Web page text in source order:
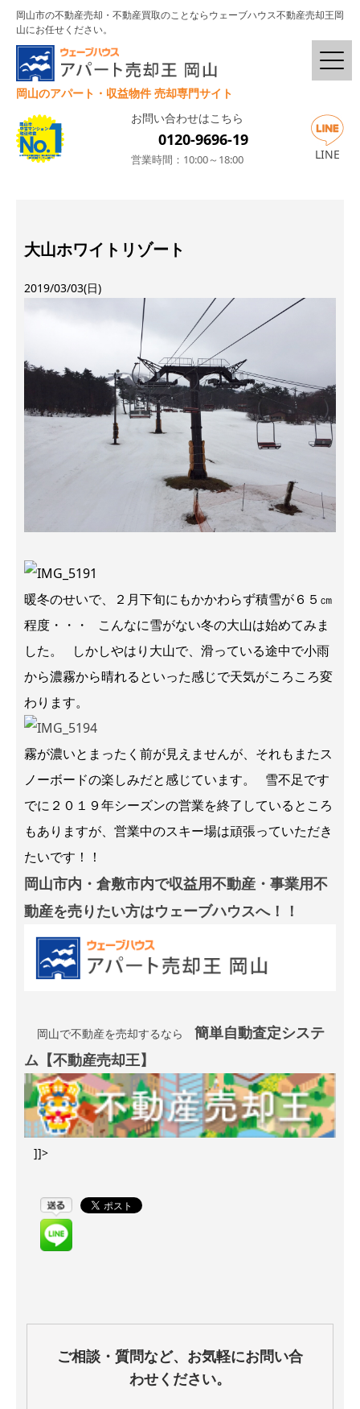
岡山市の不動産売却・不動産買取のことならウェーブハウス不動産売却王岡
山にお任せください。
岡山のアパート・収益物件 売却専門サイト
お問い合わせはこちら
0120-9696-19
営業時間：10:00～18:00 LINE
大山ホワイトリゾート
2019/03/03(日)
暖冬のせいで、２月下旬にもかかわらず積雪が６５㎝
程度・・・ こんなに雪がない冬の大山は始めてみま
した。 しかしやはり大山で、滑っている途中で小雨
から濃霧から晴れるといった感じで天気がころころ変
わります。
霧が濃いとまったく前が見えませんが、それもまたス
ノーボードの楽しみだと感じています。 雪不足です
でに２０１９年シーズンの営業を終了しているところ
もありますが、営業中のスキー場は頑張っていただき
たいです！！
岡山市内・倉敷市内で収益用不動産・事業用不
動産を売りたい方はウェーブハウスへ！！
岡山で不動産を売却するなら 簡単自動査定システ
ム【不動産売却王】
]]>
ご相談・質問など、お気軽にお問い合
わせください。